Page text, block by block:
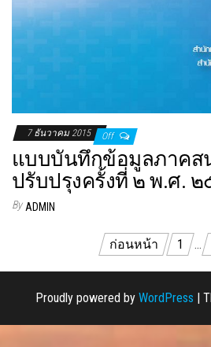
7 ธันวาคม 2015 Off
แบบบันทึกข้อมูลภาคส
ปรับปรุงครั้งที่ ๒ พ.ศ.
By ADMIN
เรื่อง
ก่อนหน้า 1 …
Proudly powered by WordPress |